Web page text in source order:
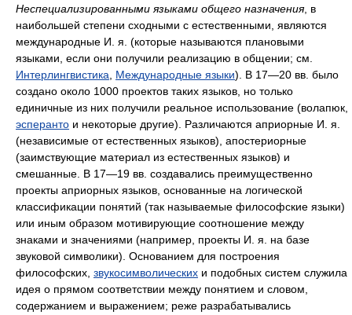
Неспециализированными языками общего назначения, в
наибольшей степени сходными с естественными, являются
международные И. я. (которые называются плановыми
языками, если они получили реализацию в общении; см.
Интерлингвистика
Международные языки). В 17—20 вв. было
создано около 1000 проектов таких языков, но только
единичные из них получили реальное использование (волапюк,
эсперанто и некоторые другие). Различаются априорные И. я.
(независимые от естественных языков), апостериорные
(заимствующие материал из естественных языков) и
смешанные. В 17—19 вв. создавались преимущественно
проекты априорных языков, основанные на логической
классификации понятий (так называемые философские языки)
или иным образом мотивирующие соотношение между
знаками и значениями (например, проекты И. я. на базе
звуковой символики). Основанием для построения
философских, звукосимволических и подобных систем служила
идея о прямом соответствии между понятием и словом,
содержанием и выражением; реже разрабатывались